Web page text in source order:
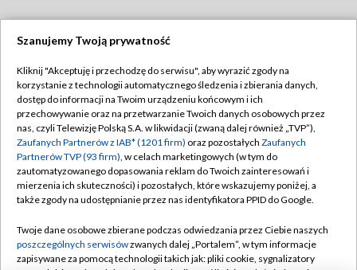
TVP
Abonament TVP
Emisja w TVP
Centrum informacji TVP
Naziemna Telewizja Cyfrowa
Rada Programowa
Regulamin TVP
Polityka prywatności
Moje zgody
Pomoc
Kontakt
Szanujemy Twoją prywatność
Kliknij "Akceptuję i przechodzę do serwisu", aby wyrazić zgody na
korzystanie z technologii automatycznego śledzenia i zbierania danych,
dostęp do informacji na Twoim urządzeniu końcowym i ich
przechowywanie oraz na przetwarzanie Twoich danych osobowych przez
nas, czyli Telewizję Polską S.A. w likwidacji (zwaną dalej również „TVP”),
Zaufanych Partnerów z IAB* (1201 firm) oraz pozostałych Zaufanych
Partnerów TVP (93 firm), w celach marketingowych (w tym do
zautomatyzowanego dopasowania reklam do Twoich zainteresowań i
mierzenia ich skuteczności) i pozostałych, które wskazujemy poniżej, a
także zgody na udostępnianie przez nas identyfikatora PPID do Google.
Twoje dane osobowe zbierane podczas odwiedzania przez Ciebie naszych
poszczególnych serwisówzwanych dalej „Portalem”, w tym informacje
zapisywane za pomocą technologii takich jak: pliki cookie, sygnalizatory